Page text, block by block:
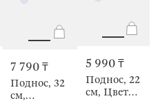
7 790 ₸
Поднос, 32
см,
5 990 ₸
Поднос, 22
см, Цветы,